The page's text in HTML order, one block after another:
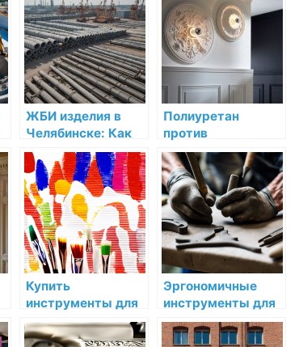
ЖБИ изделия в
Челябинске: Как
выбрать и где
купить
качественную
продукцию
Полиуретан
против
дюрополимера:
как выбрать
материал лепных
изделий
Купить
инструменты для
краски мировых
производителей по
Эргономичные
инструменты для
комфортной
работы с лепниной